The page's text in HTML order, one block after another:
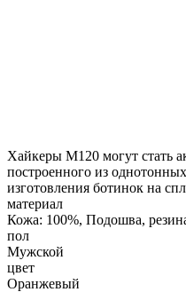
Хайкеры M120 могут стать
построенного из
изготовления ботинок на
материал
Кожа: 100%, Подошва,
пол
Мужской
цвет
Оранжевый